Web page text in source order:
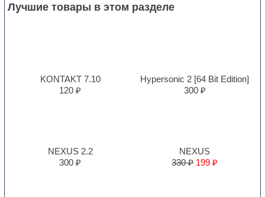
Лучшие товары в этом разделе
KONTAKT 7.10
120 ₽
Hypersonic 2 [64 Bit Edition]
300 ₽
NEXUS 2.2
300 ₽
NEXUS
330 ₽ 199 ₽